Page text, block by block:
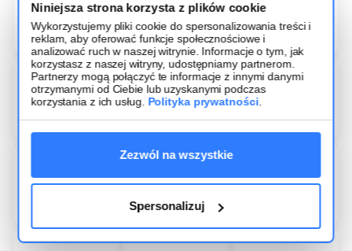
Niniejsza strona korzysta z plików cookie
Wykorzystujemy pliki cookie do spersonalizowania treści i
reklam, aby oferować funkcje społecznościowe i
analizować ruch w naszej witrynie. Informacje o tym, jak
korzystasz z naszej witryny, udostępniamy partnerom.
Partnerzy mogą połączyć te informacje z innymi danymi
otrzymanymi od Ciebie lub uzyskanymi podczas
korzystania z ich usług. Polityka prywatności.
Zezwól na wszystkie
Spersonalizuj